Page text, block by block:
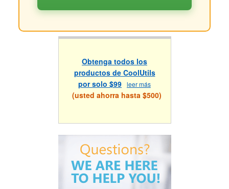
Obtenga todos los
productos de CoolUtils
por solo $99 leer más
(usted ahorra hasta $500)